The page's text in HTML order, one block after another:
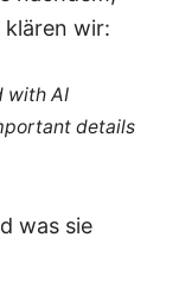
klären wir:
with AI
details
was sie